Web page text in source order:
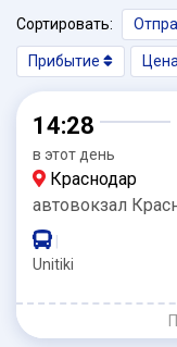
Сортировать:
Прибытие Цена
14:28
в этот день
Краснодар
автовокзал
Unitiki